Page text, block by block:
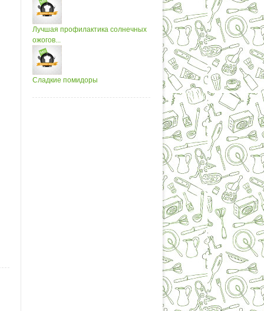
Лучшая профилактика солнечных
ожогов...
Сладкие помидоры